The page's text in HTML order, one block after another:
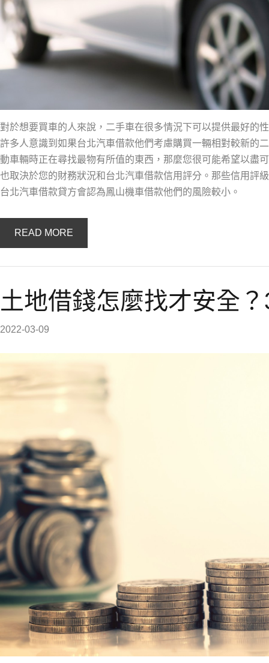
對於想要買車的人來說，二手車在很多情況下可以提供最好的
許多人意識到如果台北汽車借款他們考慮購買一輛相對較新的
動車輛時正在尋找最物有所值的東西，那麼您很可能希望以盡
也取決於您的財務狀況和台北汽車借款信用評分。那些信用評
台北汽車借款貸方會認為鳳山機車借款他們的風險較小。
READ MORE
土地借錢怎麼找才安全
2022-03-09